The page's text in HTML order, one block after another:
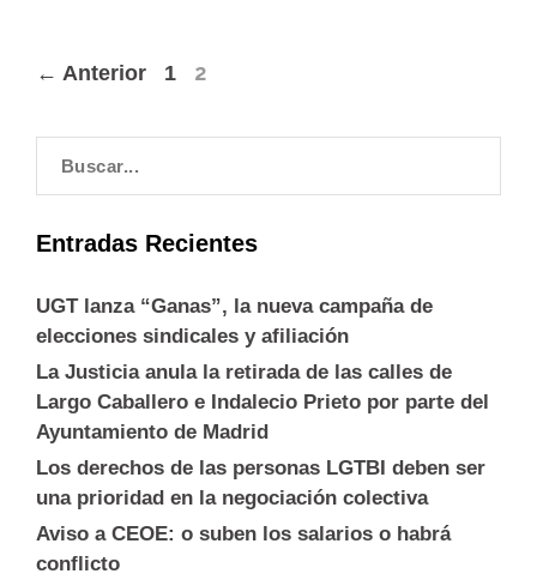
← Anterior 1 2
Entradas Recientes
UGT lanza “Ganas”, la nueva campaña de
elecciones sindicales y afiliación
La Justicia anula la retirada de las calles de
Largo Caballero e Indalecio Prieto por parte del
Ayuntamiento de Madrid
Los derechos de las personas LGTBI deben ser
una prioridad en la negociación colectiva
Aviso a CEOE: o suben los salarios o habrá
conflicto